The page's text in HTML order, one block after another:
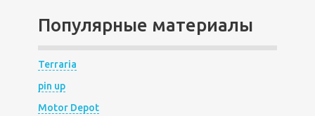
Популярные материалы
Terraria
pin up
Motor Depot